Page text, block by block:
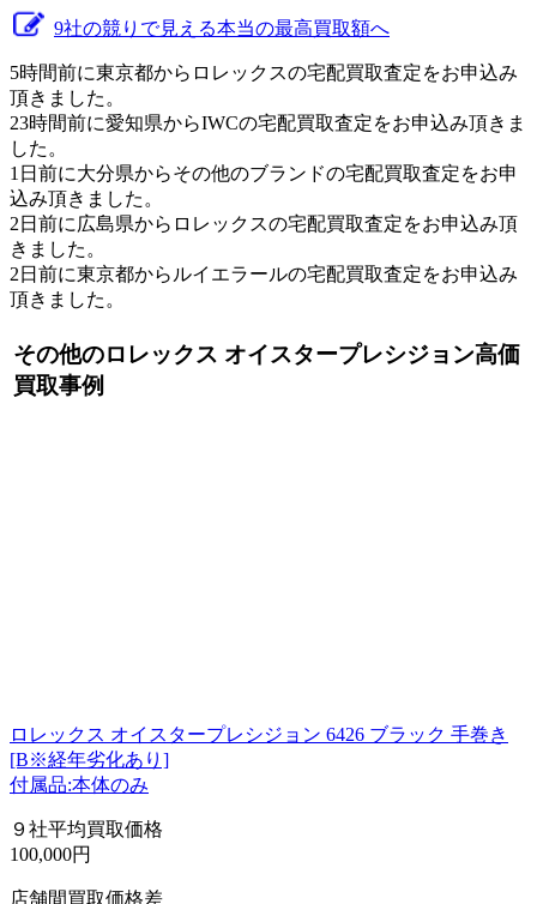
9社の競りで見える本当の最高買取額へ
5時間前に東京都からロレックスの宅配買取査定をお申込み
頂きました。
23時間前に愛知県からIWCの宅配買取査定をお申込み頂きま
した。
1日前に大分県からその他のブランドの宅配買取査定をお申
込み頂きました。
2日前に広島県からロレックスの宅配買取査定をお申込み頂
きました。
2日前に東京都からルイエラールの宅配買取査定をお申込み
頂きました。
その他のロレックス オイスタープレシジョン高価
買取事例
ロレックス オイスタープレシジョン 6426 ブラック 手巻き
[B※経年劣化あり]
付属品:本体のみ
９社平均買取価格
100,000円
店舗間買取価格差